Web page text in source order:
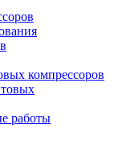
компрессоров
работы